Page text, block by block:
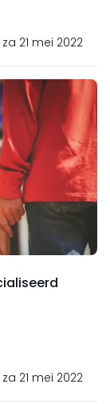
za 21 mei 2022
za 21 mei 2022